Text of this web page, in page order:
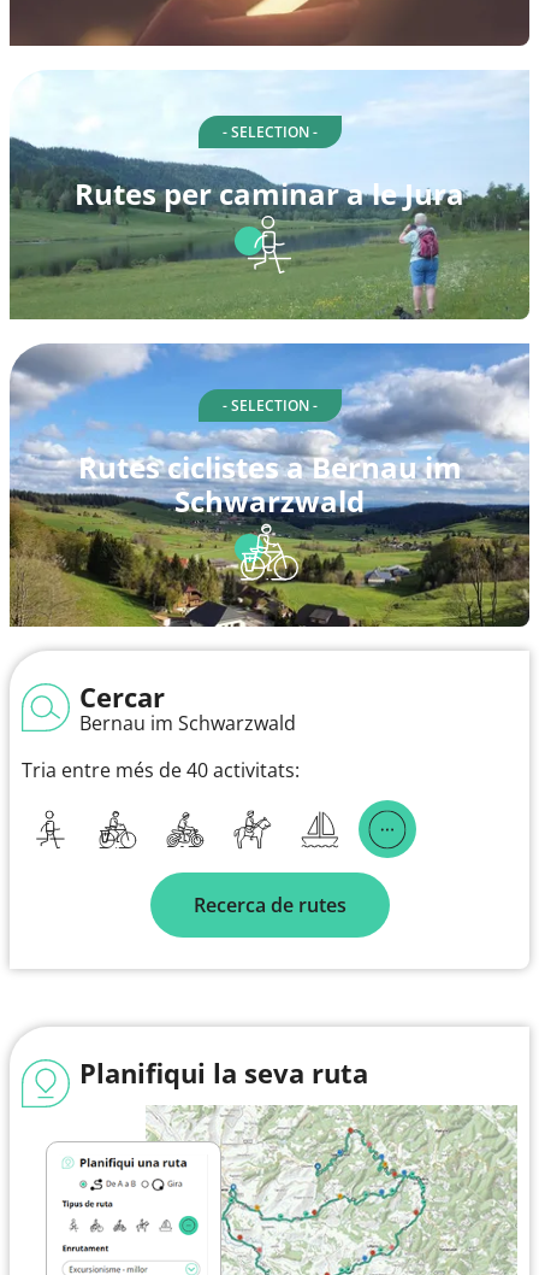
- SELECTION -
Rutes per caminar a le Jura
- SELECTION -
Rutes ciclistes a Bernau im
Schwarzwald
Cercar
Bernau im Schwarzwald
Tria entre més de 40 activitats:
Recerca de rutes
Planifiqui la seva ruta